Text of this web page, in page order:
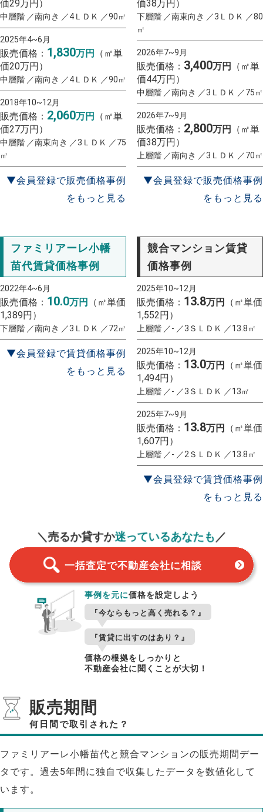
価29万円）
中層階 ／南向き ／4ＬＤＫ ／90㎡
2025年4~6月
販売価格： 1,830万円
（㎡単
価20万円）
中層階 ／南向き ／4ＬＤＫ ／90㎡
2018年10~12月
販売価格： 2,060万円
（㎡単
価27万円）
中層階 ／南東向き ／3ＬＤＫ ／75
㎡
▼会員登録で販売価格事例
をもっと見る
価38万円）
下層階 ／南東向き ／3ＬＤＫ ／80
㎡
2026年7~9月
販売価格： 3,400万円
（㎡単
価44万円）
中層階 ／南向き ／3ＬＤＫ ／75㎡
2026年7~9月
販売価格： 2,800万円
（㎡単
価38万円）
上層階 ／南向き ／3ＬＤＫ ／70㎡
▼会員登録で販売価格事例
をもっと見る
ファミリアーレ小幡
苗代賃貸価格事例
2022年4~6月
販売価格： 10.0万円
（㎡単価
1,389円）
下層階 ／南向き ／3ＬＤＫ ／72㎡
▼会員登録で賃貸価格事例
をもっと見る
競合マンション賃貸
価格事例
2025年10~12月
販売価格： 13.8万円
（㎡単価
1,552円）
上層階 ／- ／3ＳＬＤＫ ／13.8㎡
2025年10~12月
販売価格： 13.0万円
（㎡単価
1,494円）
上層階 ／- ／3ＳＬＤＫ ／13㎡
2025年7~9月
販売価格： 13.8万円
（㎡単価
1,607円）
上層階 ／- ／2ＳＬＤＫ ／13.8㎡
▼会員登録で賃貸価格事例
をもっと見る
＼売るか貸すか迷っているあなたも／
一括査定で不動産会社に相談
事例を元に価格を設定しよう
『今ならもっと高く売れる？』
『賃貸に出すのはあり？』
価格の根拠をしっかりと
不動産会社に聞くことが大切！
販売期間
何日間で取引された？
ファミリアーレ小幡苗代と競合マンションの販売期間デー
タです。過去5年間に独自で収集したデータを数値化して
います。